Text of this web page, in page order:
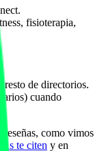
fisioterapia,
de directorios.
cuando
como vimos
te citen y en